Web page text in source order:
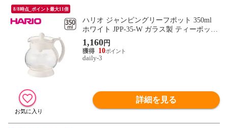
8/8時点_ポイント最大11倍
ハリオ ジャンピングリーフポット 350ml
ホワイト JPP-35-W ガラス製 ティーポット
HARIO har2003-11
1,160円
10
daily-3
詳細を見る